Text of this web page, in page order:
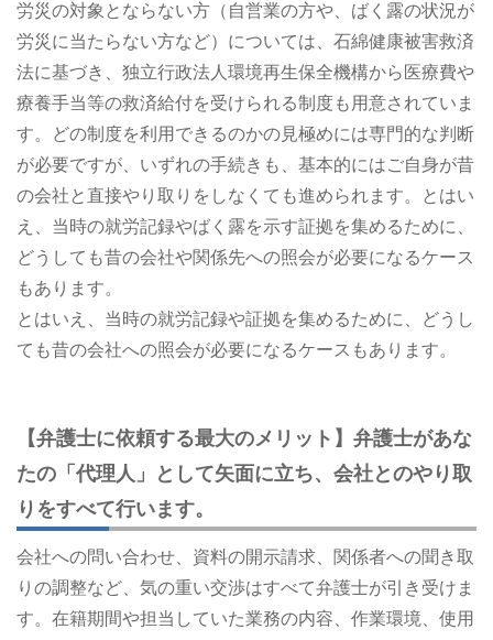
労災の対象とならない方（自営業の方や、ばく露の状況が
労災に当たらない方など）については、石綿健康被害救済
法に基づき、独立行政法人環境再生保全機構から医療費や
療養手当等の救済給付を受けられる制度も用意されていま
す。どの制度を利用できるのかの見極めには専門的な判断
が必要ですが、いずれの手続きも、基本的にはご自身が昔
の会社と直接やり取りをしなくても進められます。とはい
え、当時の就労記録やばく露を示す証拠を集めるために、
どうしても昔の会社や関係先への照会が必要になるケース
もあります。
とはいえ、当時の就労記録や証拠を集めるために、どうし
ても昔の会社への照会が必要になるケースもあります。
【弁護士に依頼する最大のメリット】弁護士があな
たの「代理人」として矢面に立ち、会社とのやり取
りをすべて行います。
会社への問い合わせ、資料の開示請求、関係者への聞き取
りの調整など、気の重い交渉はすべて弁護士が引き受けま
す。在籍期間や担当していた業務の内容、作業環境、使用